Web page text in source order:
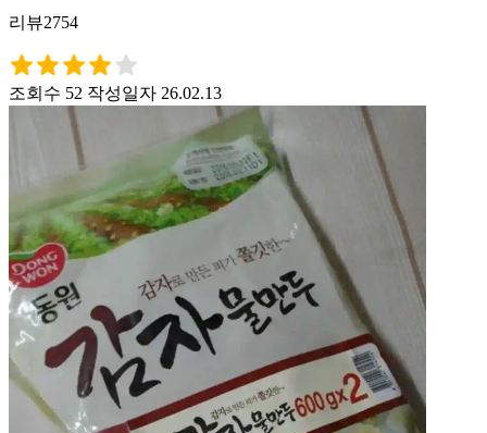
리뷰2754
조회수 52 작성일자 26.02.13